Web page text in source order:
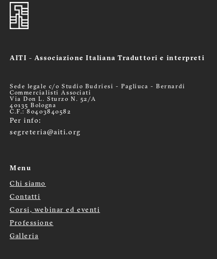
AITI - Associazione Italiana Traduttori e interpreti
Sede legale c/o Studio Budriesi - Pagliuca - Bernardi
Commercialisti Associati
Via Don L. Sturzo N. 52/A
40135 Bologna
C.F.: 80403840582
Per info:
segreteria@aiti.org
Menu
Menù
footer
Chi siamo
Contatti
Corsi, webinar ed eventi
Professione
Galleria